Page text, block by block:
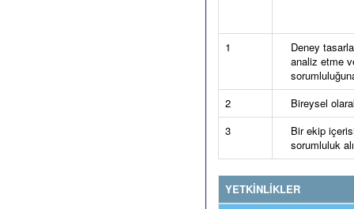
1
Deney
analiz etme
2
Bireysel
3
Bir ekip
sorumluluk
YETKİNLİKLER